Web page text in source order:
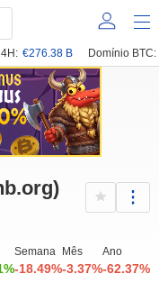
€276.38 B Domínio BTC:
Semana
-18.49%
Mês
-3.37%
Ano
-62.37%